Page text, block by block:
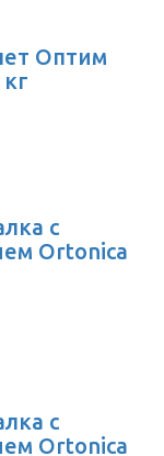
Оптим
с
Ortonica
с
Ortonica